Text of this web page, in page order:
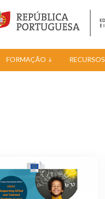
FORMAÇÃO RECURSOS